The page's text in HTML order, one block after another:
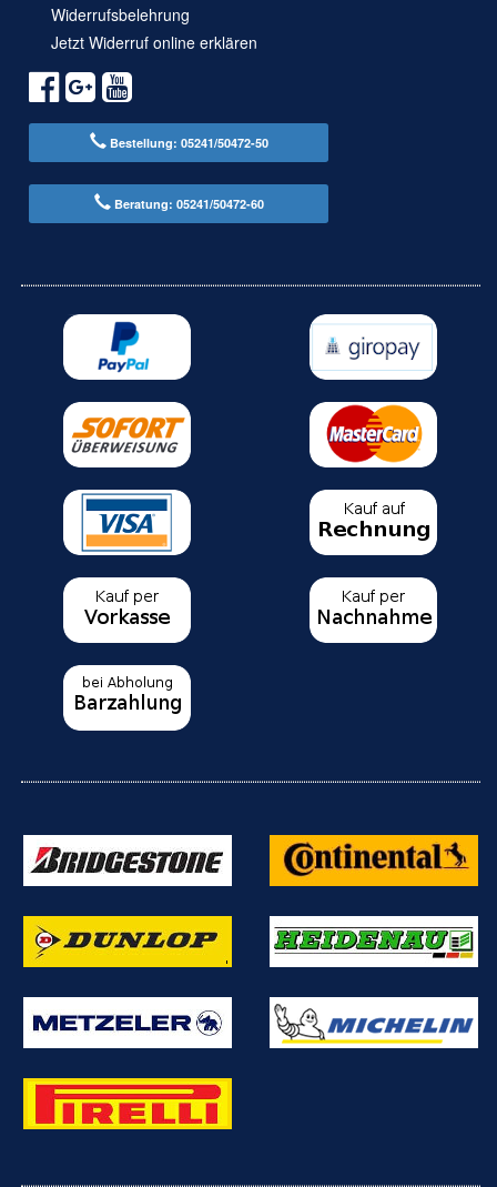
Widerrufsbelehrung
Jetzt Widerruf online erklären
Bestellung: 05241/50472-50
Beratung: 05241/50472-60